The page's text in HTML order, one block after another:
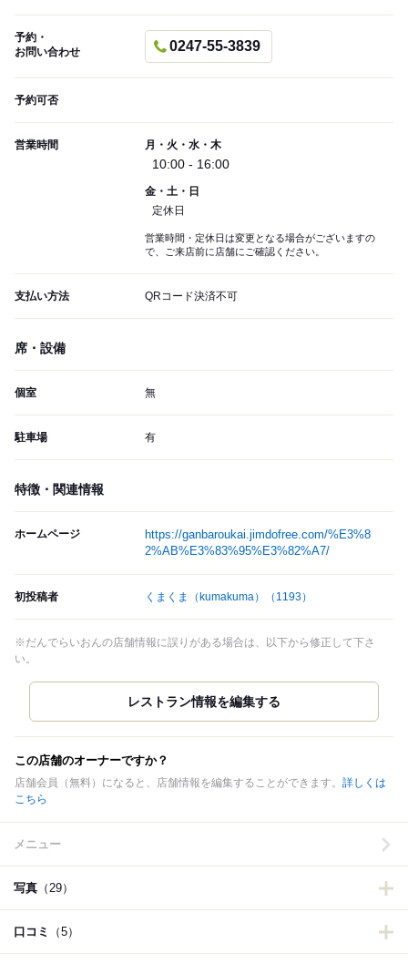
予約・
お問い合わせ
0247-55-3839
予約可否
営業時間 月・火・水・木
10:00 - 16:00
金・土・日
定休日
営業時間・定休日は変更となる場合がございますの
で、ご来店前に店舗にご確認ください。
支払い方法 QRコード決済不可
席・設備
個室 無
駐車場 有
特徴・関連情報
ホームページ
https://ganbaroukai.jimdofree.com/%E3%8
2%AB%E3%83%95%E3%82%A7/
初投稿者 くまくま（kumakuma） （1193）
※だんでらいおんの店舗情報に誤りがある場合は、以下から修正して下さ
い。
この店舗のオーナーですか？
店舗会員（無料）になると、店舗情報を編集することができます。 詳しくは
こちら
メニュー
写真 （29）
口コミ （5）